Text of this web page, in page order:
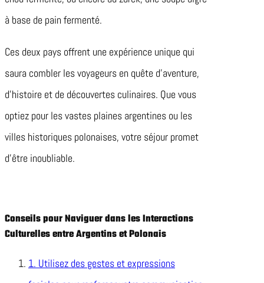
à base de pain fermenté.
Ces deux pays offrent une expérience unique qui
saura combler les voyageurs en quête d’aventure,
d’histoire et de découvertes culinaires. Que vous
optiez pour les vastes plaines argentines ou les
villes historiques polonaises, votre séjour promet
d’être inoubliable.
Conseils pour Naviguer dans les Interactions
Culturelles entre Argentins et Polonais
1. Utilisez des gestes et expressions